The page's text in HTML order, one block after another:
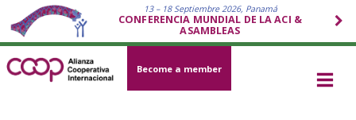
13 – 18 Septiembre 2026, Panamá
CONFERENCIA MUNDIAL DE LA ACI &
ASAMBLEAS
Become a member